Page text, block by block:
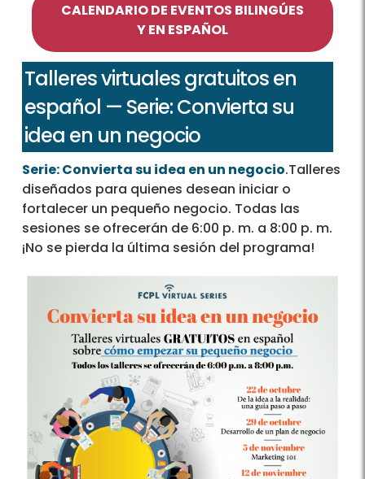
CALENDARIO DE EVENTOS BILINGÚES
Y EN ESPAÑOL
Talleres virtuales gratuitos en
español — Serie: Convierta su
idea en un negocio
Serie: Convierta su idea en un negocio.Talleres
diseñados para quienes desean iniciar o
fortalecer un pequeño negocio. Todas las
sesiones se ofrecerán de 6:00 p. m. a 8:00 p. m.
¡No se pierda la última sesión del programa!